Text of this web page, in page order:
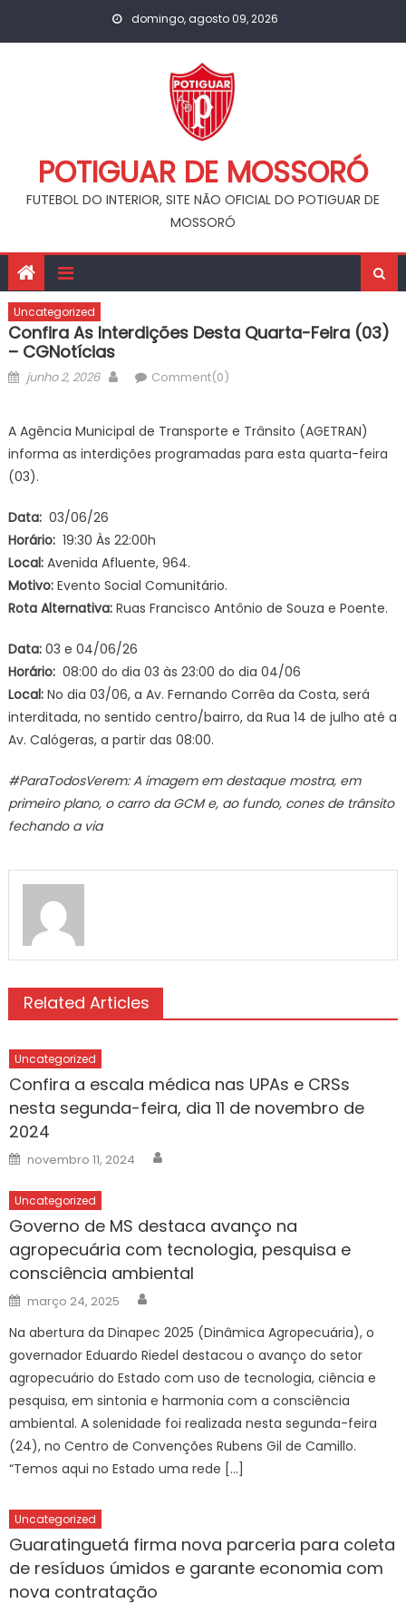
domingo, agosto 09, 2026
POTIGUAR DE MOSSORÓ
FUTEBOL DO INTERIOR, SITE NÃO OFICIAL DO POTIGUAR DE
MOSSORÓ
Uncategorized
Confira As Interdições Desta Quarta-Feira (03)
– CGNotícias
Posted
junho 2, 2026 AuthorComment(0)
A Agência Municipal de Transporte e Trânsito (AGETRAN)
informa as interdições programadas para esta quarta-feira
(03).
Data: 03/06/26
Horário: 19:30 Às 22:00h
Local:Avenida Afluente, 964.
Motivo:Evento Social Comunitário.
Rota Alternativa: Ruas Francisco Antônio de Souza e Poente.
Data: 03 e 04/06/26
Horário: 08:00 do dia 03 às 23:00 do dia 04/06
Local:No dia 03/06, a Av. Fernando Corrêa da Costa, será
interditada, no sentido centro/bairro, da Rua 14 de julho até a
Av. Calógeras, a partir das 08:00.
#ParaTodosVerem: A imagem em destaque mostra, em
primeiro plano, o carro da GCM e, ao fundo, cones de trânsito
fechando a via
Related Articles
Uncategorized
Confira a escala médica nas UPAs e CRSs
nesta segunda-feira, dia 11 de novembro de
2024
Posted
on
novembro 11, 2024
Uncategorized
Governo de MS destaca avanço na
agropecuária com tecnologia, pesquisa e
consciência ambiental
Posted
on
março 24, 2025
Na abertura da Dinapec 2025 (Dinâmica Agropecuária), o
governador Eduardo Riedel destacou o avanço do setor
agropecuário do Estado com uso de tecnologia, ciência e
pesquisa, em sintonia e harmonia com a consciência
ambiental. A solenidade foi realizada nesta segunda-feira
(24), no Centro de Convenções Rubens Gil de Camillo.
“Temos aqui no Estado uma rede […]
Uncategorized
Guaratinguetá firma nova parceria para coleta
de resíduos úmidos e garante economia com
nova contratação